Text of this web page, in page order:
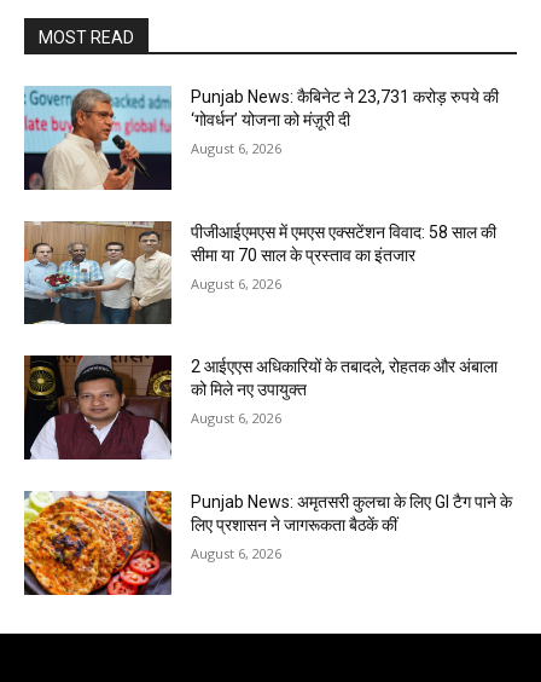
MOST READ
Punjab News: कैबिनेट ने 23,731 करोड़ रुपये की
‘गोवर्धन’ योजना को मंज़ूरी दी
August 6, 2026
पीजीआईएमएस में एमएस एक्सटेंशन विवाद: 58 साल की
सीमा या 70 साल के प्रस्ताव का इंतजार
August 6, 2026
2 आईएएस अधिकारियों के तबादले, रोहतक और अंबाला
को मिले नए उपायुक्त
August 6, 2026
Punjab News: अमृतसरी कुलचा के लिए GI टैग पाने के
लिए प्रशासन ने जागरूकता बैठकें कीं
August 6, 2026